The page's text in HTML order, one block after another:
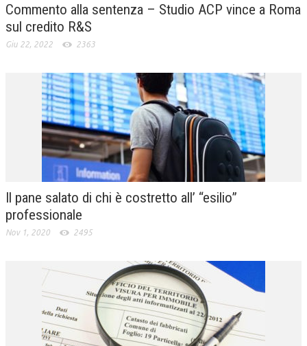
Commento alla sentenza – Studio ACP vince a Roma
sul credito R&S
Giu 22, 2022 2363
Il pane salato di chi è costretto all’ “esilio”
professionale
Nov 1, 2020 2495